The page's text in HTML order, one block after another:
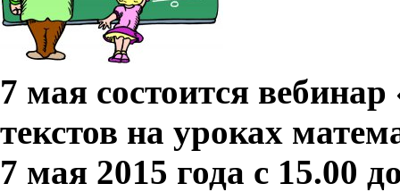
7 мая состоится
текстов на уроках
7 мая 2015 года с 15.00